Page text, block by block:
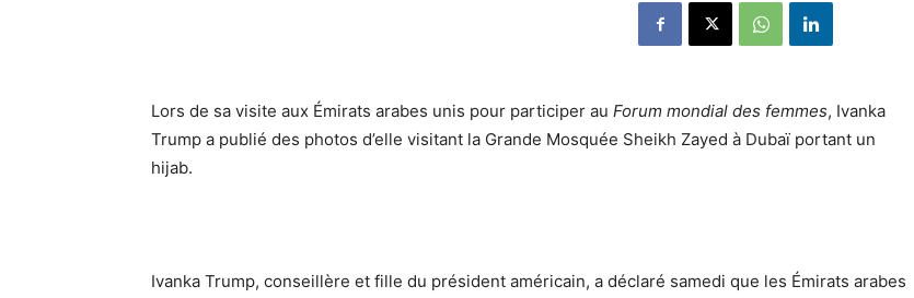
Lors de sa visite aux Émirats arabes unis pour participer au Forum mondial des femmes, Ivanka
Trump a publié des photos d’elle visitant la Grande Mosquée Sheikh Zayed à Dubaï portant un
hijab.
Ivanka Trump, conseillère et fille du président américain, a déclaré samedi que les Émirats arabes